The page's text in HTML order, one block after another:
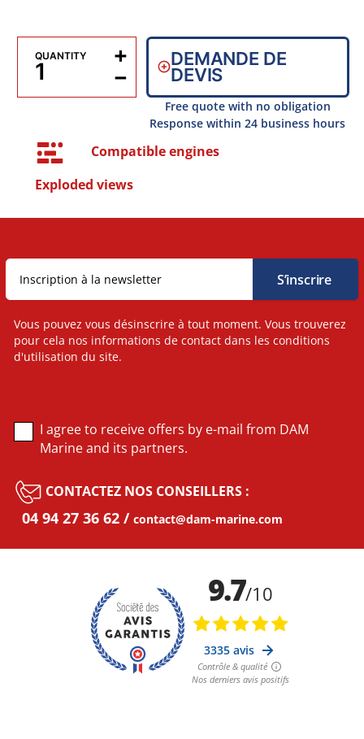
QUANTITY
−
+ DEMANDE DE
DEVIS
Free quote with no obligation
Response within 24 business hours
Compatible engines
Exploded views
Vous pouvez vous désinscrire à tout moment. Vous trouverez
pour cela nos informations de contact dans les conditions
d'utilisation du site.
I agree to receive offers by e-mail from DAM
Marine and its partners.
CONTACTEZ NOS CONSEILLERS :
04 94 27 36 62 contact@dam-marine.com